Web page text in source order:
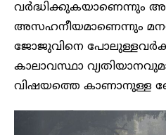
വർദ്ധിക്കുകയാണെന്നും
അസഹനീയമാണെന്നും
ജോജുവിനെ
കാലാവസ്ഥാ
വിഷയത്തെ കാണാനുള്ള